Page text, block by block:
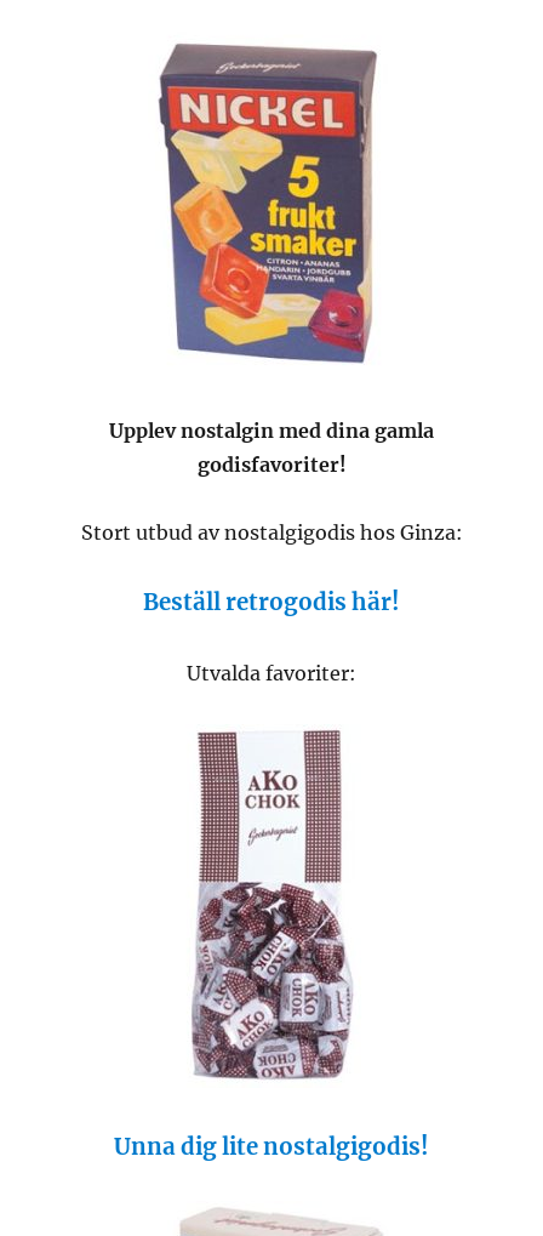
Upplev nostalgin med dina gamla
godisfavoriter!
Stort utbud av nostalgigodis hos Ginza:
Beställ retrogodis här!
Utvalda favoriter:
Unna dig lite nostalgigodis!